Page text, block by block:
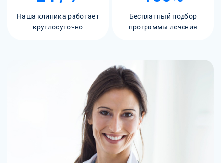
Наша клиника работает
круглосуточно
Бесплатный подбор
программы лечения